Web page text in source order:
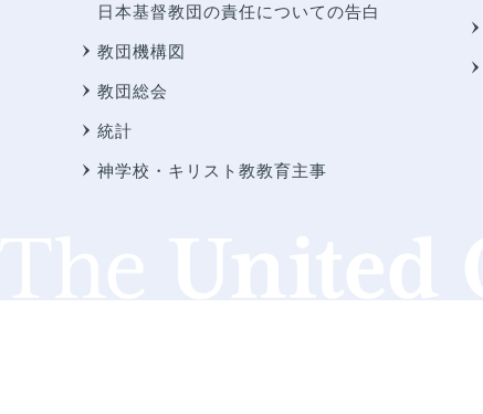
日本基督教団の責任についての告白
教団機構図
教団総会
統計
神学校・キリスト教教育主事